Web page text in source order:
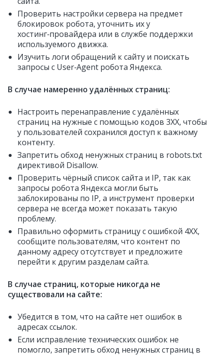
Проверить настройки сервера на предмет
блокировок робота, уточнить их у
хостинг‑провайдера или в службе поддержки
используемого движка.
Изучить логи обращений к сайту и поискать
запросы с User‑Agent робота Яндекса.
В случае намеренно удалённых страниц:
Настроить перенаправление с удалённых
страниц на нужные с помощью кодов 3ХХ, чтобы
у пользователей сохранился доступ к важному
контенту.
Запретить обход ненужных страниц в robots.txt
директивой Disallow.
Проверить чёрный список сайта и IP, так как
запросы робота Яндекса могли быть
заблокированы по IP, а инструмент проверки
сервера не всегда может показать такую
проблему.
Правильно оформить страницу с ошибкой 4ХХ,
сообщите пользователям, что контент по
данному адресу отсутствует и предложите
перейти к другим разделам сайта.
В случае страниц, которые никогда не
существовали на сайте:
Убедится в том, что на сайте нет ошибок в
адресах ссылок.
Если исправление технических ошибок не
помогло, запретить обход ненужных страниц в